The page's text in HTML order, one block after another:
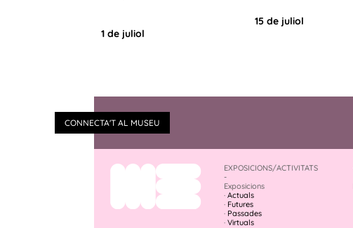
1 de juliol
15 de juliol
CONNECTA'T AL MUSEU
EXPOSICIONS/ACTIVITATS
-
Exposicions
· Actuals
· Futures
· Passades
· Virtuals